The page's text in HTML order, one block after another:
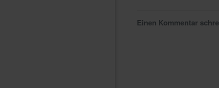
Einen Kommentar